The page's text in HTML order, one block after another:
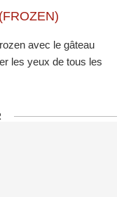
avec le gâteau
les yeux de tous les